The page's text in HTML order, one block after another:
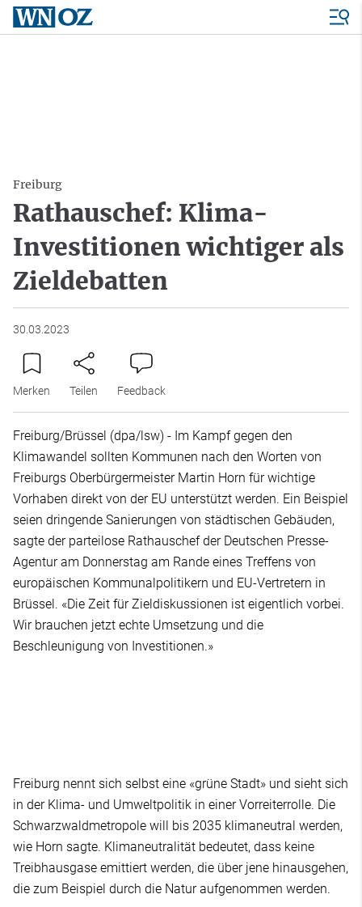
Freiburg
Rathauschef: Klima-
Investitionen wichtiger als
Zieldebatten
30.03.2023
Merken Teilen Feedback
Freiburg/Brüssel (dpa/lsw) - Im Kampf gegen den
Klimawandel sollten Kommunen nach den Worten von
Freiburgs Oberbürgermeister Martin Horn für wichtige
Vorhaben direkt von der EU unterstützt werden. Ein Beispiel
seien dringende Sanierungen von städtischen Gebäuden,
sagte der parteilose Rathauschef der Deutschen Presse-
Agentur am Donnerstag am Rande eines Treffens von
europäischen Kommunalpolitikern und EU-Vertretern in
Brüssel. «Die Zeit für Zieldiskussionen ist eigentlich vorbei.
Wir brauchen jetzt echte Umsetzung und die
Beschleunigung von Investitionen.»
Freiburg nennt sich selbst eine «grüne Stadt» und sieht sich
in der Klima- und Umweltpolitik in einer Vorreiterrolle. Die
Schwarzwaldmetropole will bis 2035 klimaneutral werden,
wie Horn sagte. Klimaneutralität bedeutet, dass keine
Treibhausgase emittiert werden, die über jene hinausgehen,
die zum Beispiel durch die Natur aufgenommen werden.